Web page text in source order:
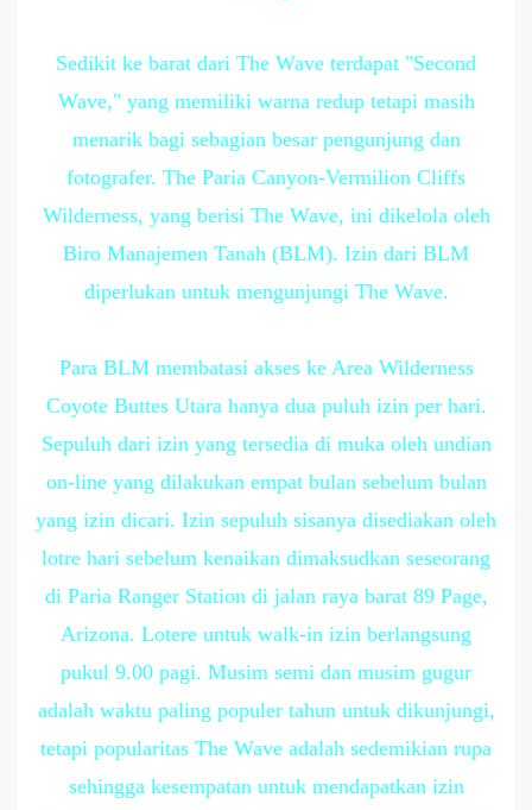
Sedikit ke barat dari The Wave terdapat "Second
Wave," yang memiliki warna redup tetapi masih
menarik bagi sebagian besar pengunjung dan
fotografer. The Paria Canyon-Vermilion Cliffs
Wilderness, yang berisi The Wave, ini dikelola oleh
Biro Manajemen Tanah (BLM). Izin dari BLM
diperlukan untuk mengunjungi The Wave.
Para BLM membatasi akses ke Area Wilderness
Coyote Buttes Utara hanya dua puluh izin per hari.
Sepuluh dari izin yang tersedia di muka oleh undian
on-line yang dilakukan empat bulan sebelum bulan
yang izin dicari. Izin sepuluh sisanya disediakan oleh
lotre hari sebelum kenaikan dimaksudkan seseorang
di Paria Ranger Station di jalan raya barat 89 Page,
Arizona. Lotere untuk walk-in izin berlangsung
pukul 9.00 pagi. Musim semi dan musim gugur
adalah waktu paling populer tahun untuk dikunjungi,
tetapi popularitas The Wave adalah sedemikian rupa
sehingga kesempatan untuk mendapatkan izin